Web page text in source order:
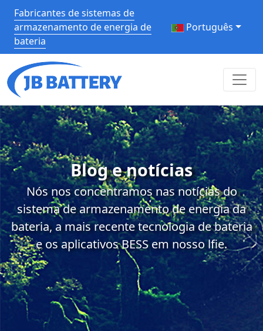
Fabricantes de sistemas de
armazenamento de energia de
bateria
Português
Blog e notícias
Nós nos concentramos nas notícias do
sistema de armazenamento de energia da
bateria, a mais recente tecnologia de bateria
e os aplicativos BESS em nosso lfie.